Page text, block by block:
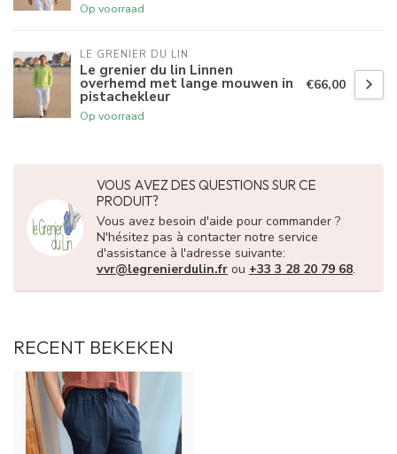
Op voorraad
LE GRENIER DU LIN
Le grenier du lin Linnen
overhemd met lange mouwen in
pistachekleur
Op voorraad
€66,00
VOUS AVEZ DES QUESTIONS SUR CE
PRODUIT?
Vous avez besoin d'aide pour commander ?
N'hésitez pas à contacter notre service
d'assistance à l'adresse suivante:
vvr@legrenierdulin.fr ou +33 3 28 20 79 68.
RECENT BEKEKEN